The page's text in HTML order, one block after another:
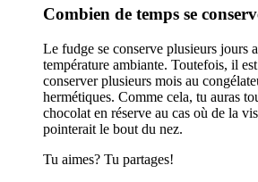
Combien de temps se
Le fudge se conserve plusieurs jours
température ambiante. Toutefois, il
conserver plusieurs mois au
hermétiques. Comme cela, tu auras
chocolat en réserve au cas où de la
pointerait le bout du nez.
Tu aimes? Tu partages!